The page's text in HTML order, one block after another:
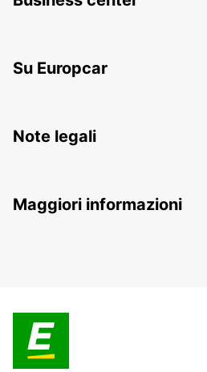
Su Europcar
Note legali
Maggiori informazioni